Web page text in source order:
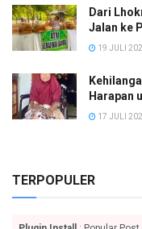
Dari
Jalan ke
19 JULI
Harapan
17 JULI
TERPOPULER